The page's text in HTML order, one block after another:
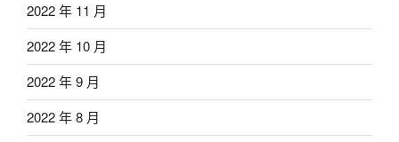
2022 年 11 月
2022 年 10 月
2022 年 9 月
2022 年 8 月